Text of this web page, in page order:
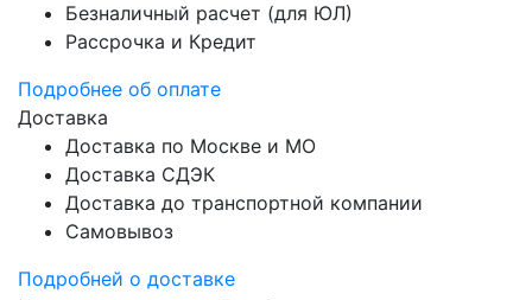
Безналичный расчет (для ЮЛ)
Рассрочка и Кредит
Подробнее об оплате
Доставка
Доставка по Москве и МО
Доставка СДЭК
Доставка до транспортной компании
Самовывоз
Подробней о доставке